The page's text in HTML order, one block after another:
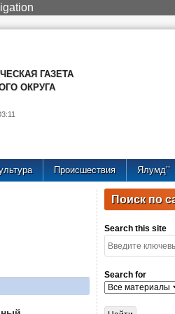
ГАЗЕТА
ОКРУГА
Происшествия Ялумд’’
Поиск по
Search this site
Search for